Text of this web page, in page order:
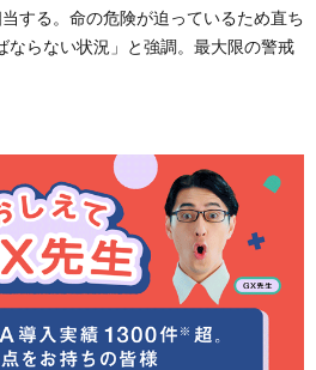
する。命の危険が迫っているため直ち
ならない状況」と強調。最大限の警戒